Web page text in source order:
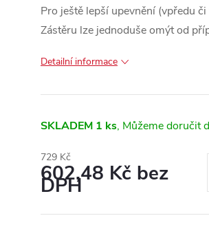
Pro ještě lepší upevnění (vpředu
Zástěru lze jednoduše omýt od
Detailní informace
SKLADEM 1 ks
729 Kč
602,48 Kč bez
DPH
cena: